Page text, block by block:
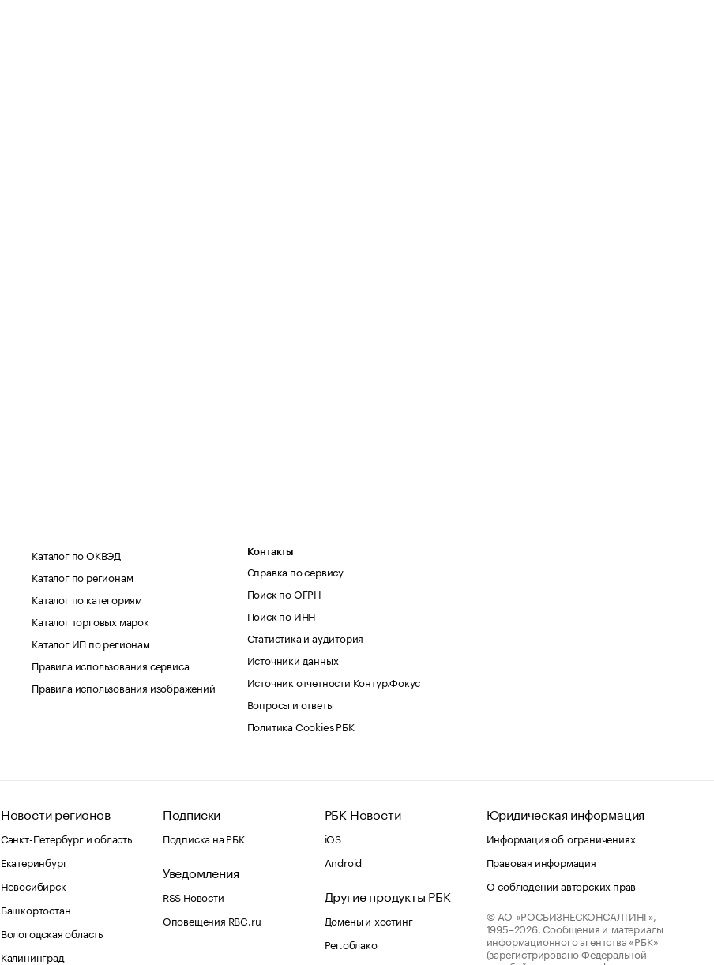
Каталог по ОКВЭД
Каталог по регионам
Каталог по категориям
Каталог торговых марок
Каталог ИП по регионам
Правила использования сервиса
Правила использования изображений
Контакты
Справка по сервису
Поиск по ОГРН
Поиск по ИНН
Статистика и аудитория
Источники данных
Источник отчетности Контур.Фокус
Вопросы и ответы
Политика Cookies РБК
Новости регионов
Санкт-Петербург и область
Екатеринбург
Новосибирск
Башкортостан
Вологодская область
Калининград
Подписки
Подписка на РБК
Уведомления
RSS Новости
Оповещения RBC.ru
РБК Новости
iOS
Android
Другие продукты РБК
Домены и хостинг
Рег.облако
Юридическая информация
Информация об ограничениях
Правовая информация
О соблюдении авторских прав
© АО «РОСБИЗНЕСКОНСАЛТИНГ»,
1995–2026. Сообщения и материалы
информационного агентства «РБК»
(зарегистрировано Федеральной